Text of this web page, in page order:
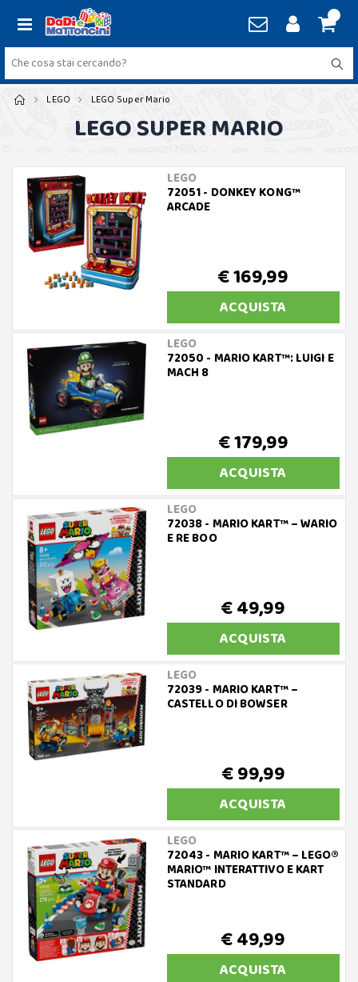
LEGO LEGO Super Mario
LEGO SUPER MARIO
LEGO
72051 - DONKEY KONG™
ARCADE
€ 169,99
ACQUISTA
LEGO
72050 - MARIO KART™: LUIGI E
MACH 8
€ 179,99
ACQUISTA
LEGO
72038 - MARIO KART™ – WARIO
E RE BOO
€ 49,99
ACQUISTA
LEGO
72039 - MARIO KART™ –
CASTELLO DI BOWSER
€ 99,99
ACQUISTA
LEGO
72043 - MARIO KART™ – LEGO®
MARIO™ INTERATTIVO E KART
STANDARD
€ 49,99
ACQUISTA